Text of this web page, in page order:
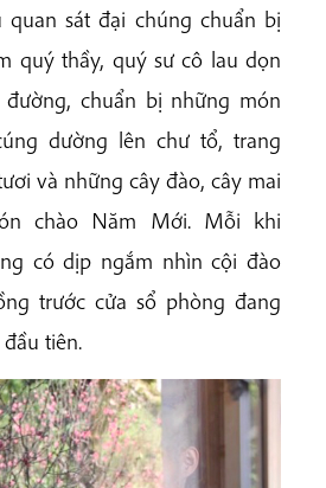
sát đại chúng chuẩn bị
quý thầy, quý sư cô lau dọn
chuẩn bị những món
dường lên chư tổ, trang
và những cây đào, cây mai
chào Năm Mới. Mỗi khi
có dịp ngắm nhìn cội đào
trước cửa sổ phòng đang
tiên.